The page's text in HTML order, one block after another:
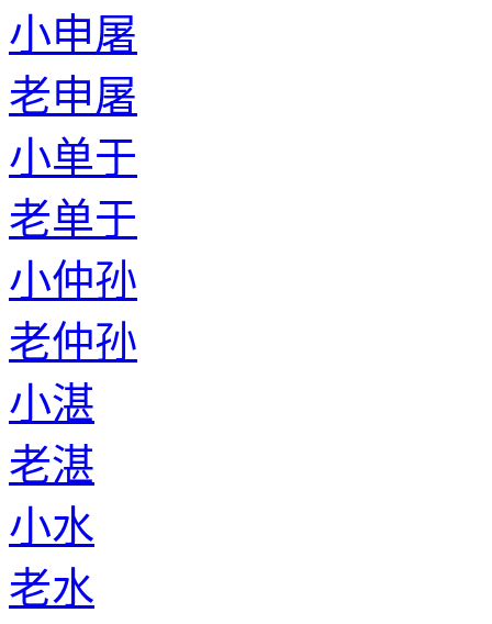
小申屠
老申屠
小单于
老单于
小仲孙
老仲孙
小湛
老湛
小水
老水